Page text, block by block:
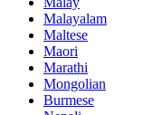
Malayalam
Maltese
Maori
Marathi
Mongolian
Burmese